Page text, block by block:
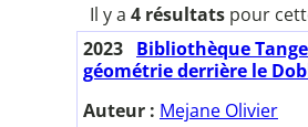
Il y a 4 résultats pour
2023 Bibliothèque
géométrie derrière le
Auteur : Mejane Olivier